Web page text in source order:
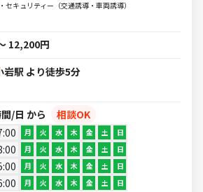
大歓迎 年齢・性別・経験・体力問
セキュリティー（交通誘導・車両誘導）
12,200円
岩駅 より徒歩5分
/日 から
相談OK
月 火 水 木 金 土 日
月 火 水 木 金 土 日
月 火 水 木 金 土 日
月 火 水 木 金 土 日